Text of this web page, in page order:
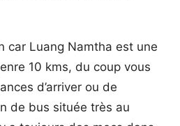
car Luang Namtha est une
10 kms, du coup vous
d’arriver ou de
de bus située très au